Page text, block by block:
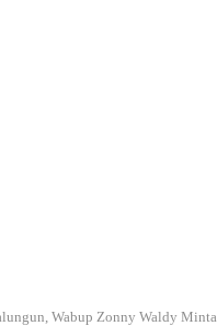
Wabup Zonny Waldy